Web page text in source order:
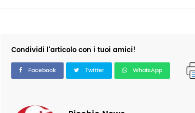
Condividi l'articolo con i tuoi amici!
Facebook Twitter WhatsApp